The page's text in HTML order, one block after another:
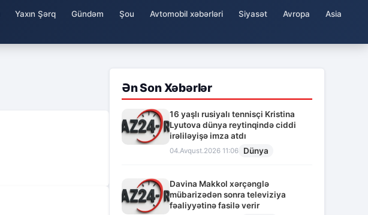
Yaxın Şərq Gündəm Şou Avtomobil xəbərləri Siyasət Avropa
Asia
Ən Son Xəbərlər
16 yaşlı rusiyalı tennisçi Kristina
Lyutova dünya reytinqində ciddi
irəliləyişə imza atdı
04.Avqust.2026 11:06 Dünya
Davina Makkol xərçənglə
mübarizədən sonra televiziya
fəaliyyətinə fasilə verir